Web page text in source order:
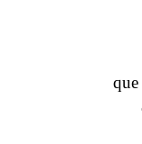
que